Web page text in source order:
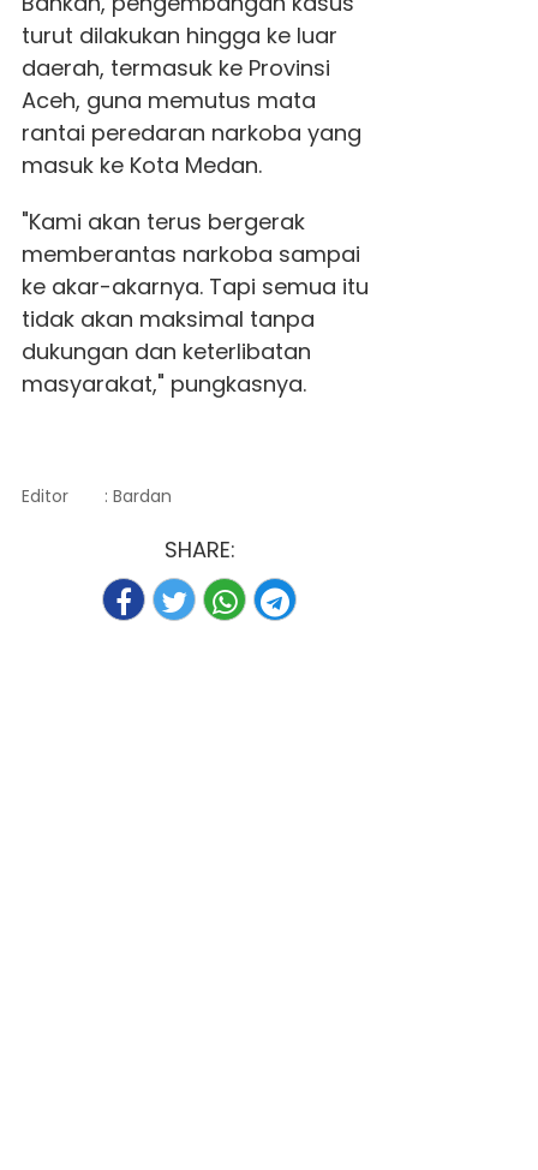
turut dilakukan hingga ke luar
daerah, termasuk ke Provinsi
Aceh, guna memutus mata
rantai peredaran narkoba yang
masuk ke Kota Medan.
"Kami akan terus bergerak
memberantas narkoba sampai
ke akar-akarnya. Tapi semua itu
tidak akan maksimal tanpa
dukungan dan keterlibatan
masyarakat," pungkasnya.
Editor : Bardan
SHARE: